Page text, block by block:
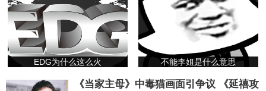
EDG为什么这么火 不能李姐是什么意思
《当家主母》中毒猫画面引争议 《延禧攻